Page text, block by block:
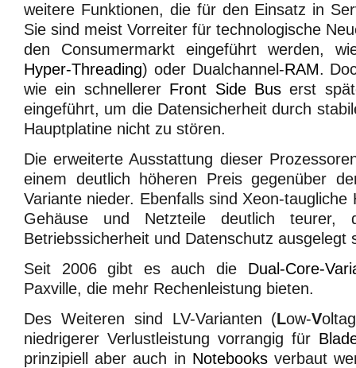
weitere Funktionen, die für den Einsatz in
Sie sind meist Vorreiter für technologische
den Consumermarkt eingeführt werden,
Hyper-Threading) oder Dualchannel-RAM.
wie ein schnellerer Front Side Bus erst
eingeführt, um die Datensicherheit durch
Hauptplatine nicht zu stören.
Die erweiterte Ausstattung dieser
einem deutlich höheren Preis gegenüber
Variante nieder. Ebenfalls sind Xeon-taugliche
Gehäuse und Netzteile deutlich
Betriebssicherheit und Datenschutz ausgelegt
Seit 2006 gibt es auch die Dual-Core-
Paxville, die mehr Rechenleistung bieten.
Des Weiteren sind LV-Varianten (Low-V
niedrigerer Verlustleistung vorrangig für
prinzipiell aber auch in Notebooksverbaut